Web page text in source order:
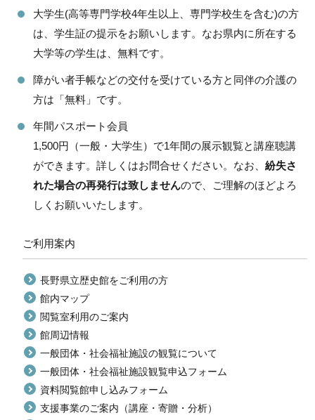
大学生(高等専門学校4年生以上、専門学校生を含む)の方
は、学生証の提示をお願いします。なお県内に所在する
大学等の学生は、無料です。
障がい者手帳などの交付を受けている方と同伴の介護の
方は「無料」です。
年間パスポート会員
1,500円（一般・大学生）で1年間の展示観覧と講座聴講
ができます。詳しくはお問合せください。なお、 紛失さ
れた場合の再発行は致しませんので、ご理解のほどよろ
しくお願いいたします。
ご利用案内
長野県立歴史館をご利用の方
館内マップ
閲覧室利用のご案内
館周辺情報
一般団体・社会福祉施設の観覧について
一般団体・社会福祉施設観覧申込フォーム
資料閲覧館申し込みフォーム
支援事業のご案内（講座・寄贈・分析）